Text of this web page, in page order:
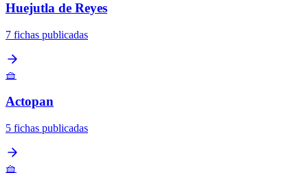
Huejutla de Reyes
7 fichas publicadas
🧺
Actopan
5 fichas publicadas
🧺